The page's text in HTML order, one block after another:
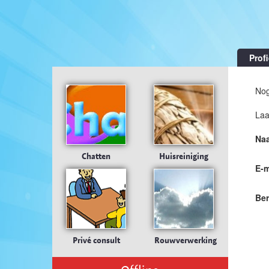
Chatten Huisreiniging
Privé consult Rouwverwerking
E-